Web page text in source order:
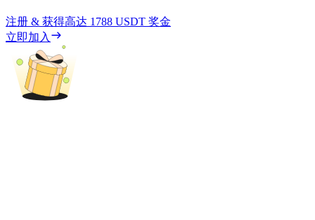
注册 & 获得高达 1788 USDT 奖金
立即加入